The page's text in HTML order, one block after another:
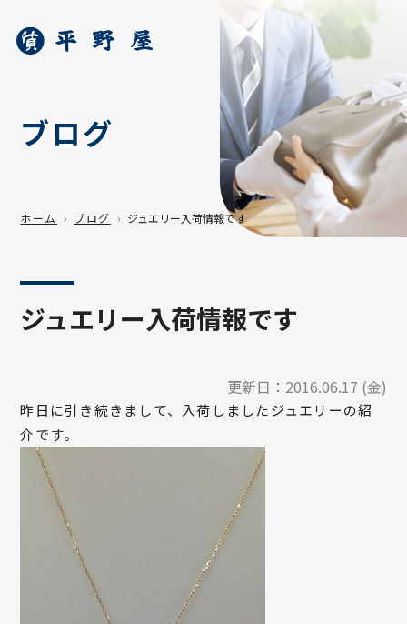
ブログ
ホーム ブログ ジュエリー入荷情報です
ジュエリー入荷情報です
更新日： 2016.06.17 (金)
昨日に引き続きまして、入荷しましたジュエリーの紹
介です。